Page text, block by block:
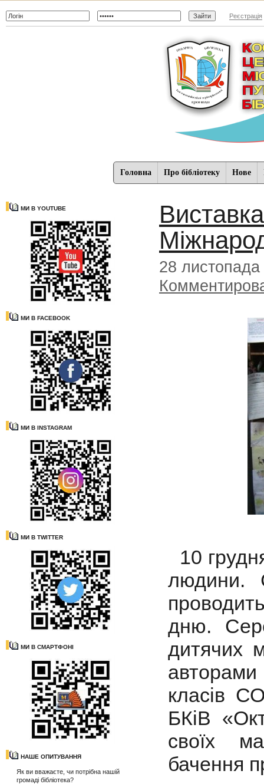
Реєстрація
Головна Про бібліотеку Нове
МИ В YOUTUBE
МИ В FACEBOOK
МИ В INSTAGRAM
МИ В TWITTER
МИ В СМАРТФОНІ
НАШЕ ОПИТУВАННЯ
Як ви вважаєте, чи потрібна нашій
громаді бібліотека?
28
10
людини.
дню.
дитячих
класів
БКіВ
своїх
бачення